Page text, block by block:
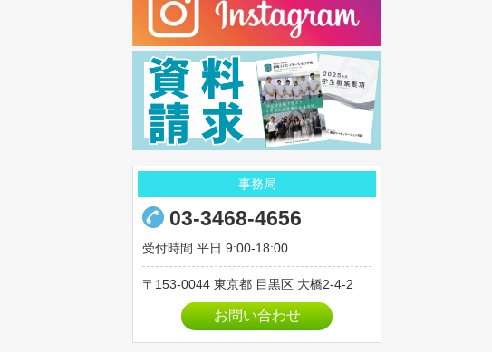
2023年08月
2023年07月
2023年06月
2023年05月
2023年04月
2023年01月
2022年12月
2022年11月
2022年10月
2022年09月
2022年08月
事務局
03-3468-4656
受付時間 平日 9:00-18:00
153-0044 東京都 目黒区 大橋2-4-2
お問い合わせ